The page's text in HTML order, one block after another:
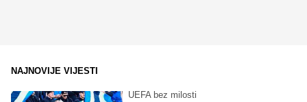
NAJNOVIJE VIJESTI
UEFA bez milosti